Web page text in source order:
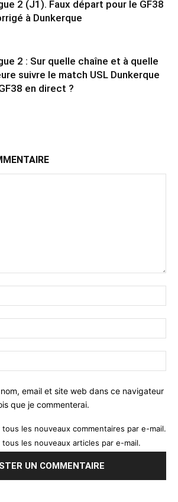
2 (J1). Faux départ pour le GF38
à Dunkerque
2 : Sur quelle chaîne et à quelle
suivre le match USL Dunkerque
en direct ?
email et site web dans ce navigateur
que je commenterai.
les nouveaux commentaires par e-mail.
les nouveaux articles par e-mail.